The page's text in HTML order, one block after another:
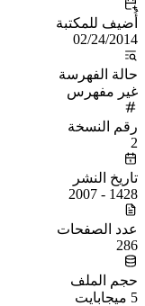
أُضيف للمكتبة
02/24/2014
حالة الفهرسة
غير مفهرس
رقم النسخة
2
تاريخ النشر
1428 - 2007
عدد الصفحات
286
حجم الملف
5 ميجابايت